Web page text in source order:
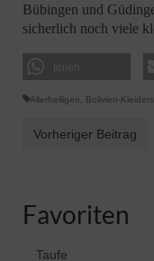
Bübingen und
sicherlich noch viele
Allerheiligen Bolivien-
Vorheriger Beitrag
Favoriten
Taufe